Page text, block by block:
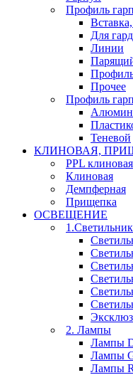
Профиль
Для
Линии
Прочее
Профиль
Теневой
КЛИНОВАЯ,
PPL клиновая
Клиновая
Демпферная
Прищепка
ОСВЕЩЕНИЕ
2. Лампы
Лампы
Лампы
Лампы